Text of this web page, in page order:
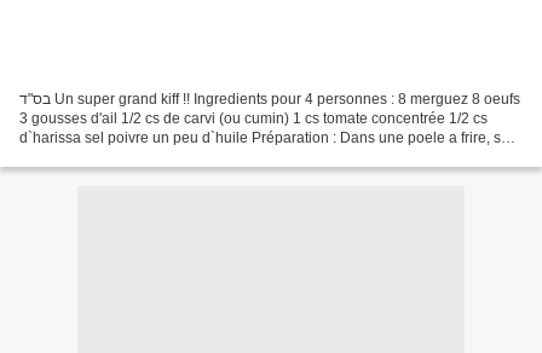
בס"ד Un super grand kiff !! Ingredients pour 4 personnes : 8 merguez 8 oeufs
3 gousses d'ail 1/2 cs de carvi (ou cumin) 1 cs tomate concentrée 1/2 cs
d`harissa sel poivre un peu d`huile Préparation : Dans une poele a frire, sur